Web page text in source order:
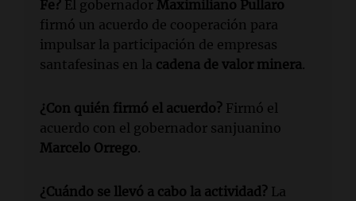
Fe? El gobernador Maximiliano Pullaro
firmó un acuerdo de cooperación para
impulsar la participación de empresas
santafesinas en la cadena de valor minera.
¿Con quién firmó el acuerdo? Firmó el
acuerdo con el gobernador sanjuanino
Marcelo Orrego.
¿Cuándo se llevó a cabo la actividad? La